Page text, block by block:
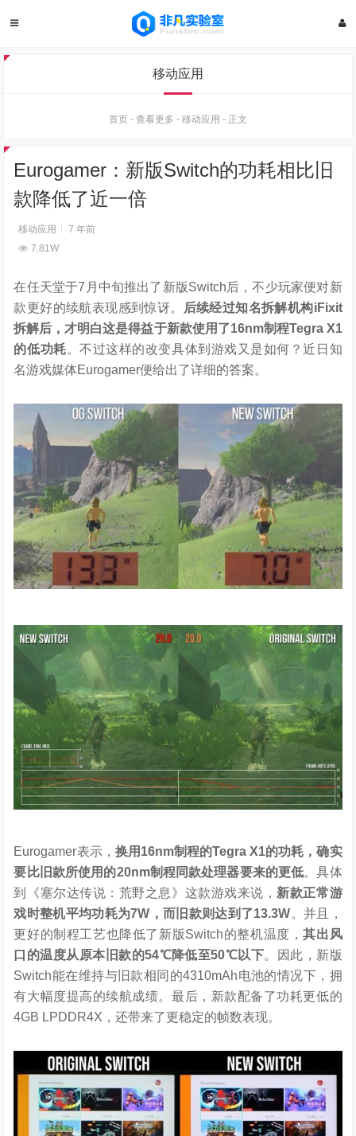
移动应用
首页 - 查看更多 - 移动应用 - 正文
Eurogamer：新版Switch的功耗相比旧
款降低了近一倍
移动应用
7 年前
7.81W
在任天堂于7月中旬推出了新版Switch后，不少玩家便对新
款更好的续航表现感到惊讶。
后续经过知名拆解机构iFixit
拆解后，才明白这是得益于新款使用了16nm制程Tegra X1
的低功耗。不过这样的改变具体到游戏又是如何？近日知
名游戏媒体Eurogamer便给出了详细的答案。
Eurogamer表示， 换用16nm制程的Tegra X1的功耗，确实
要比旧款所使用的20nm制程同款处理器要来的更低。具体
到《塞尔达传说：荒野之息》这款游戏来说， 新款正常游
戏时整机平均功耗为7W，而旧款则达到了13.3W。并且，
更好的制程工艺也降低了新版Switch的整机温度，其出风
口的温度从原本旧款的54℃降低至50℃以下。因此，新版
Switch能在维持与旧款相同的4310mAh电池的情况下，拥
有大幅度提高的续航成绩。最后，新款配备了功耗更低的
4GB LPDDR4X，还带来了更稳定的帧数表现。